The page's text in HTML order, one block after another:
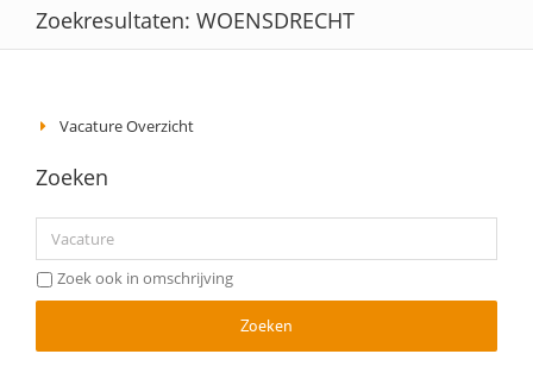
Zoekresultaten: WOENSDRECHT
Vacature Overzicht
Zoeken
Zoek ook in omschrijving
Zoeken